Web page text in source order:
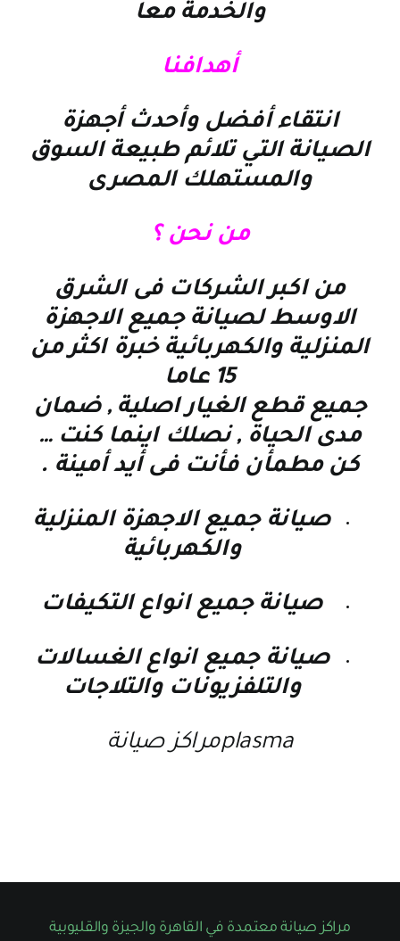
والخدمة معا
أهدافنا
انتقاء أفضل وأحدث أجهزة
الصيانة التي تلائم طبيعة السوق
والمستهلك المصرى
من نحن ؟
من اكبر الشركات فى الشرق
الاوسط لصيانة جميع الاجهزة
المنزلية والكهربائية خبرة اكثر من
15 عاما
جميع قطع الغيار اصلية , ضمان
مدى الحياة , نصلك اينما كنت …
كن مطمأن فأنت فى أيد أمينة .
صيانة جميع الاجهزة المنزلية
والكهربائية
صيانة جميع انواع التكيفات
صيانة جميع انواع الغسالات
والتلفزيونات والتلاجات
plasmaمراكز صيانة
مراكز صيانة معتمدة في القاهرة والجيزة والقليوبية